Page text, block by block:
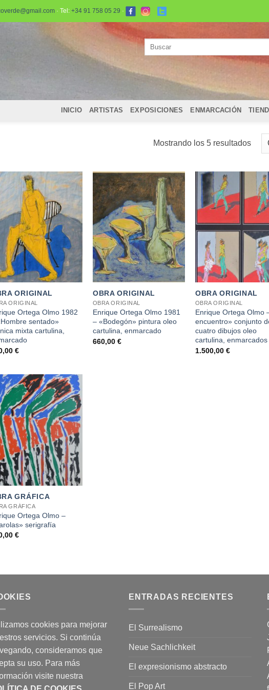
· Tel: +34 91 758 05 29 ·
INICIO ARTISTAS EXPOSICIONES ENMARCACIÓN
Mostrando los 5 resultados
por
+
ORIGINAL
ORIGINAL
Ortega Olmo 1982
sentado»
mixta cartulina,
€
+
OBRA ORIGINAL
OBRA ORIGINAL
Enrique Ortega Olmo 1981
– «Bodegón» pintura oleo
cartulina, enmarcado
660,00 €
+
OBRA ORIGINAL
OBRA ORIGINAL
Enrique Ortega Olmo
encuentro» conjunto
cuatro dibujos oleo
cartulina, enmarcados
1.500,00 €
+
GRÁFICA
GRÁFICA
Ortega Olmo –
serigrafía
€
cookies para mejorar
servicios. Si continúa
consideramos que
su uso. Para más
visite nuestra
ENTRADAS RECIENTES
El Surrealismo
Neue Sachlichkeit
El expresionismo abstracto
El Pop Art